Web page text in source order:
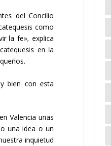
del Concilio
como
la fe», explica
en la
bien con esta
Valencia unas
una idea o un
inquietud